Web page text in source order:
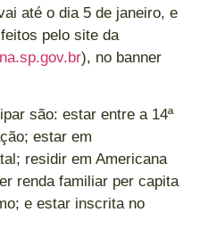
até o dia 5 de janeiro, e
pelo site da
), no banner
são: estar entre a 14ª
estar em
residir em Americana
renda familiar per capita
e estar inscrita no